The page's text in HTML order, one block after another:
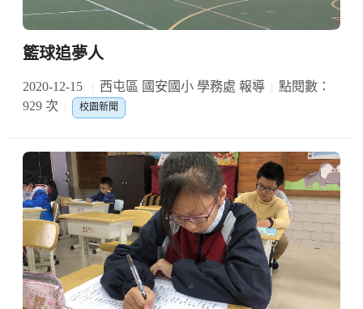
籃球追夢人
2020-12-15 西屯區 國安國小 學務處 報導
點閱數：
929 次
校園新聞